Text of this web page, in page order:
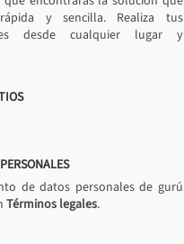
y sencilla. Realiza tus
desde cualquier lugar y
de datos personales de gurú
Términos legales.